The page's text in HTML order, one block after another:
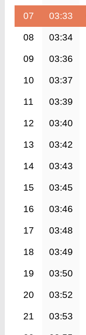
07 03:33
08 03:34
09 03:36
10 03:37
11 03:39
12 03:40
13 03:42
14 03:43
15 03:45
16 03:46
17 03:48
18 03:49
19 03:50
20 03:52
21 03:53